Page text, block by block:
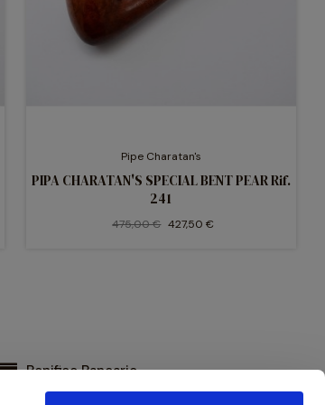
Pipe Charatan's
PIPA CHARATAN'S SPECIAL BENT PEAR Rif.
241
475,00 € 427,50 €
Bonifico Bancario